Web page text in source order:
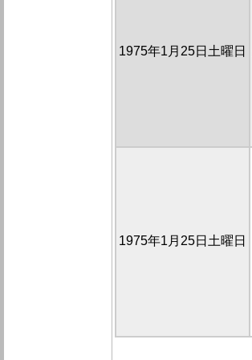
1975年1月25日土曜日
1975年1月25日土曜日